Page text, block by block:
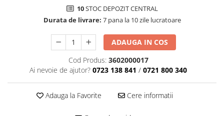
Structura acoperis tabla
K2-Systems GmbH
10STOC DEPOZIT CENTRAL
Durata de livrare: 7 pana la 10 zile lucratoare
ADAUGA IN COS
Cod Produs: 3602000017
Ai nevoie de ajutor? 0723 138 841 / 0721 800 340
Adauga la Favorite Cere informatii